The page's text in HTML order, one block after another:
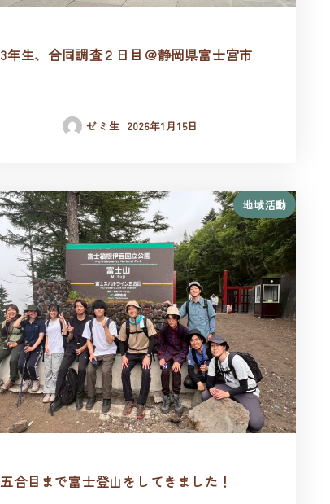
3年生、合同調査２日目＠静岡県富士宮市
ゼミ生 2026年1月15日
地域活動
五合目まで富士登山をしてきました！